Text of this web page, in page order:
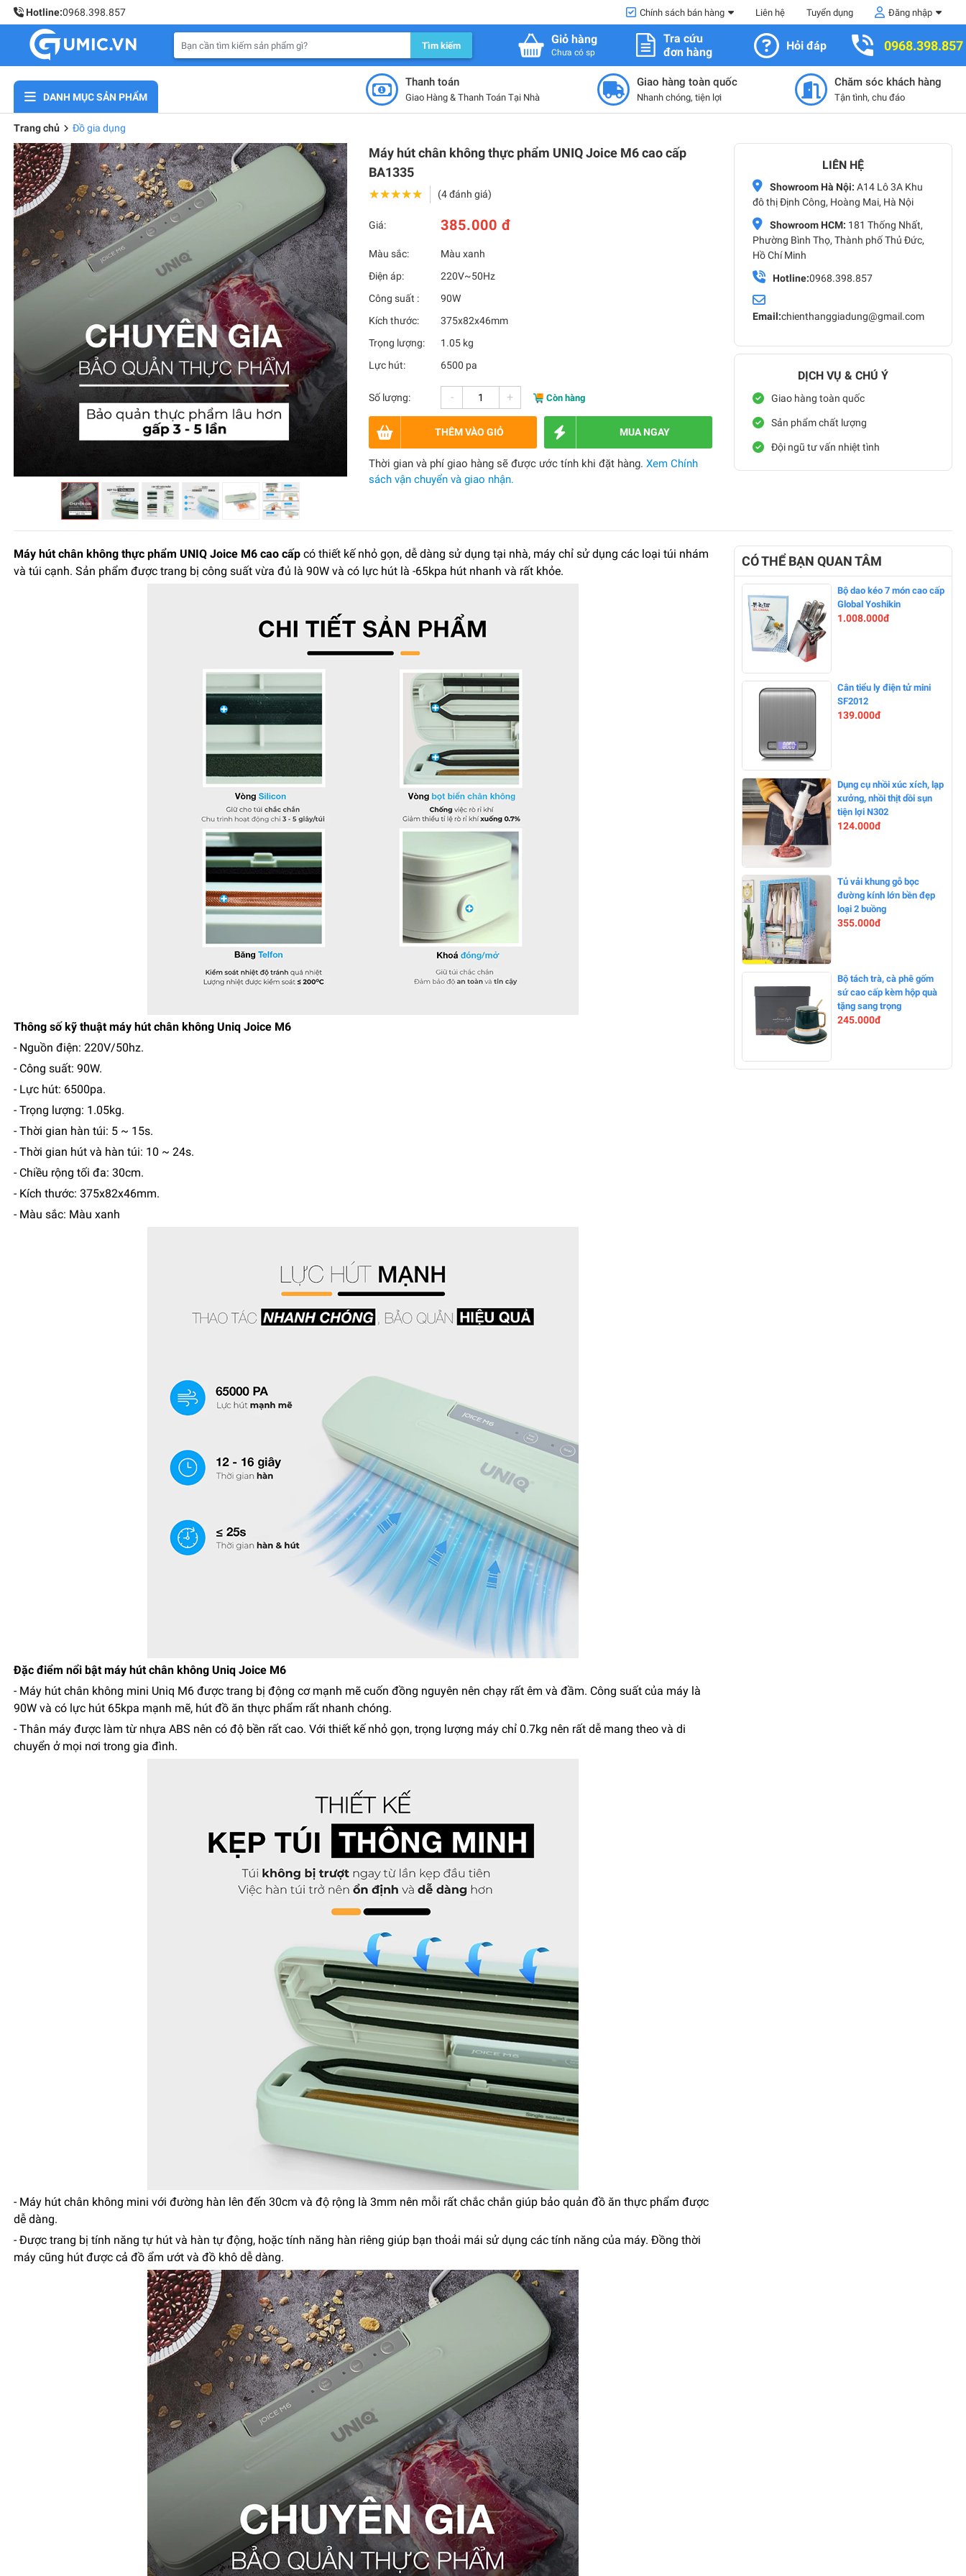
Hotline:0968.398.857 Chính sách bán hàng Liên hệ Tuyển dụng Đăng nhập
Tìm kiếm Giỏ hàng
Chưa có sp
Tra cứu
đơn hàng
Hỏi đáp 0968.398.857
DANH MỤC SẢN PHẨM
Thanh toán
Giao Hàng & Thanh Toán Tại Nhà
Giao hàng toàn quốc
Nhanh chóng, tiện lợi
Chăm sóc khách hàng
Tận tình, chu đáo
Trang chủ Đồ gia dụng
Máy hút chân không thực phẩm UNIQ Joice M6 cao cấp
BA1335
★★★★★
★★★★★ (4 đánh giá)
Giá: 385.000 đ
Màu sắc:
Màu xanh
Điện áp:
220V~50Hz
Công suất :
90W
Kích thước:
375x82x46mm
Trọng lượng:
1.05 kg
Lực hút:
6500 pa
Số lượng: - + Còn hàng
THÊM VÀO GIỎ MUA NGAY
Thời gian và phí giao hàng sẽ được ước tính khi đặt hàng.Xem Chính
sách vận chuyển và giao nhận.
LIÊN HỆ
Showroom Hà Nội: A14 Lô 3A Khu
đô thị Định Công, Hoàng Mai, Hà Nội
Showroom HCM: 181 Thống Nhất,
Phường Bình Thọ, Thành phố Thủ Đức,
Hồ Chí Minh
Hotline:0968.398.857
Email:chienthanggiadung@gmail.com
DỊCH VỤ & CHÚ Ý
Giao hàng toàn quốc
Sản phẩm chất lượng
Đội ngũ tư vấn nhiệt tình
Máy hút chân không thực phẩm UNIQ Joice M6 cao cấp có thiết kế nhỏ gọn, dễ dàng sử dụng tại nhà, máy chỉ sử dụng các loại túi nhám
và túi cạnh. Sản phẩm được trang bị công suất vừa đủ là 90W và có lực hút là -65kpa hút nhanh và rất khỏe.
Thông số kỹ thuật máy hút chân không Uniq Joice M6
- Nguồn điện: 220V/50hz.
- Công suất: 90W.
- Lực hút: 6500pa.
- Trọng lượng: 1.05kg.
- Thời gian hàn túi: 5 ~ 15s.
- Thời gian hút và hàn túi: 10 ~ 24s.
- Chiều rộng tối đa: 30cm.
- Kích thước: 375x82x46mm.
- Màu sắc: Màu xanh
Đặc điểm nổi bật máy hút chân không Uniq Joice M6
- Máy hút chân không mini Uniq M6 được trang bị động cơ mạnh mẽ cuốn đồng nguyên nên chạy rất êm và đầm. Công suất của máy là
90W và có lực hút 65kpa mạnh mẽ, hút đồ ăn thực phẩm rất nhanh chóng.
- Thân máy được làm từ nhựa ABS nên có độ bền rất cao. Với thiết kế nhỏ gọn, trọng lượng máy chỉ 0.7kg nên rất dễ mang theo và di
chuyển ở mọi nơi trong gia đình.
- Máy hút chân không mini với đường hàn lên đến 30cm và độ rộng là 3mm nên mỗi rất chắc chắn giúp bảo quản đồ ăn thực phẩm được
dễ dàng.
- Được trang bị tính năng tự hút và hàn tự động, hoặc tính năng hàn riêng giúp bạn thoải mái sử dụng các tính năng của máy. Đồng thời
máy cũng hút được cả đồ ẩm ướt và đồ khô dễ dàng.
CÓ THỂ BẠN QUAN TÂM
-0%
Bộ dao kéo 7 món cao cấp
Global Yoshikin
1.008.000đ
-0%
Cân tiểu ly điện tử mini
SF2012
139.000đ
-0%
Dụng cụ nhồi xúc xích, lạp
xưởng, nhồi thịt dồi sụn
tiện lợi N302
124.000đ
-0%
Tủ vải khung gỗ bọc
đường kính lớn bền đẹp
loại 2 buồng
355.000đ
-0%
Bộ tách trà, cà phê gốm
sứ cao cấp kèm hộp quà
tặng sang trọng
245.000đ